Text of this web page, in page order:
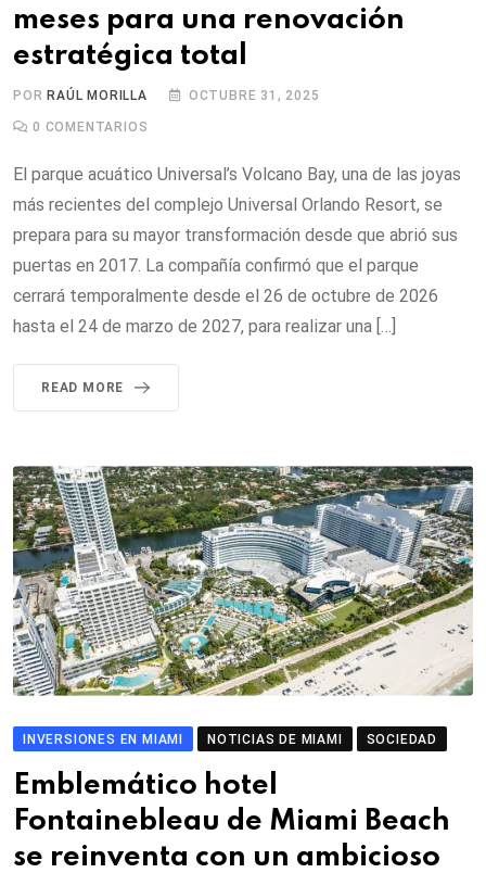
meses para una renovación
estratégica total
POR RAÚL MORILLA OCTUBRE 31, 2025
0 COMENTARIOS
El parque acuático Universal’s Volcano Bay, una de las joyas
más recientes del complejo Universal Orlando Resort, se
prepara para su mayor transformación desde que abrió sus
puertas en 2017. La compañía confirmó que el parque
cerrará temporalmente desde el 26 de octubre de 2026
hasta el 24 de marzo de 2027, para realizar una […]
READ MORE
INVERSIONES EN MIAMI NOTICIAS DE MIAMI SOCIEDAD
Emblemático hotel
Fontainebleau de Miami Beach
se reinventa con un ambicioso